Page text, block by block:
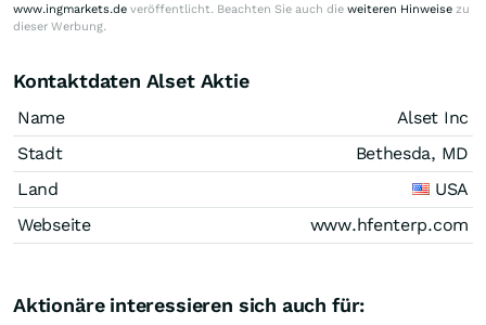
www.ingmarkets.de veröffentlicht. Beachten Sie auch die weiteren Hinweise zu
dieser Werbung.
Kontaktdaten Alset Aktie
Name
Alset Inc
Stadt
Bethesda, MD
Land
USA
Webseite
www.hfenterp.com
Aktionäre interessieren sich auch für: